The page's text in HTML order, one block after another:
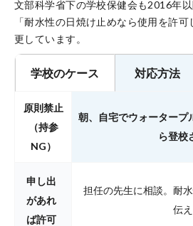
文部科学省下の学校保健会も2016年以
「耐水性の日焼け止めなら使用を許
更しています。
学校のケース 対応方法
原則禁止
（持参
NG）
朝、自宅でウォータープ
ら登校
申し出
があれ
ば許可
担任の先生に相談。耐
伝